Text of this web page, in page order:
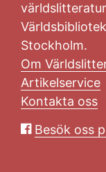
Stockholm.
Om
Artikelservice
Kontakta oss
Besök oss